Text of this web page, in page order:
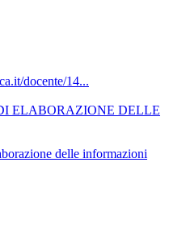
docente/14...
ELABORAZIONE DELLE
delle informazioni